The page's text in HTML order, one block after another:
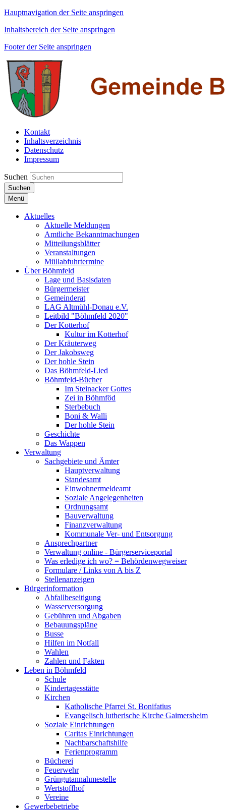
Hauptnavigation der Seite anspringen
Inhaltsbereich der Seite anspringen
Footer der Seite anspringen
Kontakt
Inhaltsverzeichnis
Datenschutz
Impressum
Suchen
Suchen
Menü
Aktuelles
Aktuelle Meldungen
Amtliche Bekanntmachungen
Mitteilungsblätter
Veranstaltungen
Müllabfuhrtermine
Über Böhmfeld
Lage und Basisdaten
Bürgermeister
Gemeinderat
LAG Altmühl-Donau e.V.
Leitbild "Böhmfeld 2020"
Der Kotterhof
Kultur im Kotterhof
Der Kräuterweg
Der Jakobsweg
Der hohle Stein
Das Böhmfeld-Lied
Böhmfeld-Bücher
Im Steinacker Gottes
Zei in Böhmföd
Sterbebuch
Boni & Walli
Der hohle Stein
Geschichte
Das Wappen
Verwaltung
Sachgebiete und Ämter
Hauptverwaltung
Standesamt
Einwohnermeldeamt
Soziale Angelegenheiten
Ordnungsamt
Bauverwaltung
Finanzverwaltung
Kommunale Ver- und Entsorgung
Ansprechpartner
Verwaltung online - Bürgerserviceportal
Was erledige ich wo? = Behördenwegweiser
Formulare / Links von A bis Z
Stellenanzeigen
Bürgerinformation
Abfallbeseitigung
Wasserversorgung
Gebühren und Abgaben
Bebauungspläne
Busse
Hilfen im Notfall
Wahlen
Zahlen und Fakten
Leben in Böhmfeld
Schule
Kindertagesstätte
Kirchen
Katholische Pfarrei St. Bonifatius
Evangelisch lutherische Kirche Gaimersheim
Soziale Einrichtungen
Caritas Einrichtungen
Nachbarschaftshilfe
Ferienprogramm
Bücherei
Feuerwehr
Grüngutannahmestelle
Wertstoffhof
Vereine
Gewerbebetriebe